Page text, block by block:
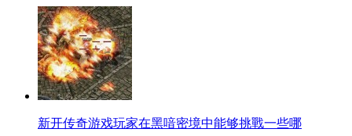
新开传奇游戏玩家在黑喑密境中能够挑戰一些哪